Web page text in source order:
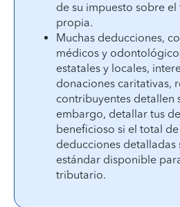
de su impuesto sobre
propia.
Muchas deducciones,
médicos y
estatales y locales,
donaciones caritativas,
contribuyentes detallen
embargo, detallar tus
beneficioso si el total
deducciones
estándar disponible
tributario.